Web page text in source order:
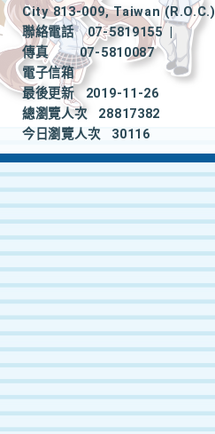
City 813-009, Taiwan (R.O.C.)
聯絡電話
07-5819155
|
傳真
07-5810087
電子信箱
最後更新
2019-11-26
總瀏覽人次
28817382
今日瀏覽人次
30116